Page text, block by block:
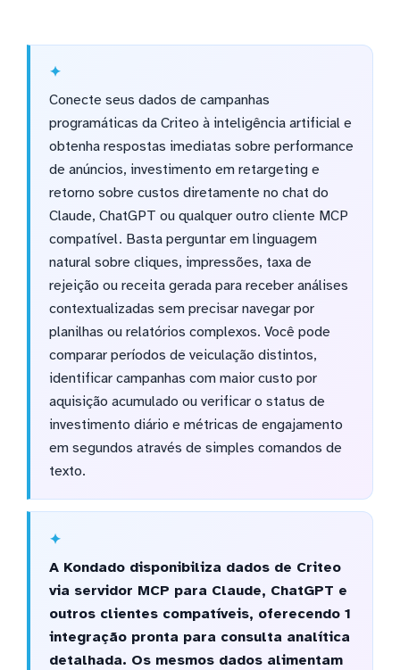
Conecte seus dados de campanhas
programáticas da Criteo à inteligência artificial e
obtenha respostas imediatas sobre performance
de anúncios, investimento em retargeting e
retorno sobre custos diretamente no chat do
Claude, ChatGPT ou qualquer outro cliente MCP
compatível. Basta perguntar em linguagem
natural sobre cliques, impressões, taxa de
rejeição ou receita gerada para receber análises
contextualizadas sem precisar navegar por
planilhas ou relatórios complexos. Você pode
comparar períodos de veiculação distintos,
identificar campanhas com maior custo por
aquisição acumulado ou verificar o status de
investimento diário e métricas de engajamento
em segundos através de simples comandos de
texto.
A Kondado disponibiliza dados de Criteo
via servidor MCP para Claude, ChatGPT e
outros clientes compatíveis, oferecendo 1
integração pronta para consulta analítica
detalhada. Os mesmos dados alimentam